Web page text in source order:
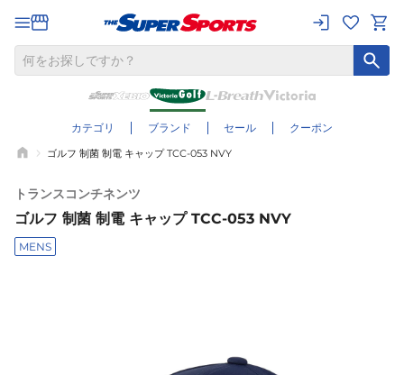
カテゴリ ブランド セール クーポン
ゴルフ 制菌 制電 キャップ TCC-053 NVY
トランスコンチネンツ
ゴルフ 制菌 制電 キャップ TCC-053 NVY
MENS